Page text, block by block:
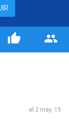
el 2 may. 15